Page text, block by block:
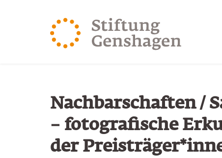
Nachbarschaften /
– fotografische
der